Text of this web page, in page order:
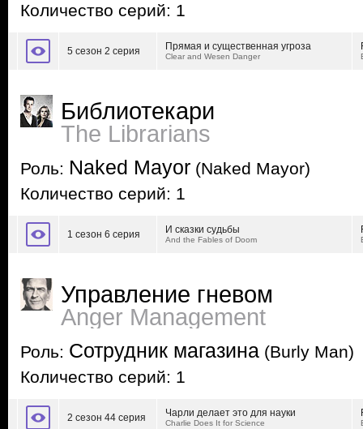
Количество серий: 1
5 сезон 2 серия Прямая и существенная угроза
Clear and Wesen Danger
Библиотекари
The Librarians
Роль: Naked Mayor (Naked Mayor)
Количество серий: 1
1 сезон 6 серия И сказки судьбы
And the Fables of Doom
Управление гневом
Anger Management
Роль: Сотрудник магазина (Burly Man)
Количество серий: 1
2 сезон 44 серия Чарли делает это для науки
Charlie Does It for Science